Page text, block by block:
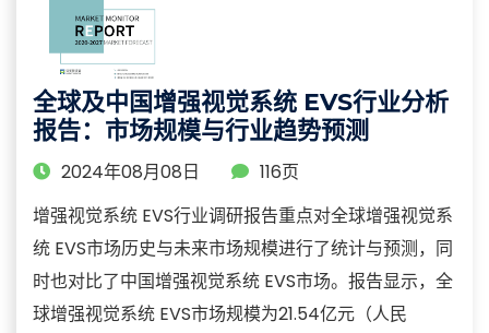
全球及中国增强视觉系统 EVS行业分析
报告：市场规模与行业趋势预测
2024年08月08日
116页
增强视觉系统 EVS行业调研报告重点对全球增强视觉系
统 EVS市场历史与未来市场规模进行了统计与预测，同
时也对比了中国增强视觉系统 EVS市场。报告显示，全
球增强视觉系统 EVS市场规模为21.54亿元（人民